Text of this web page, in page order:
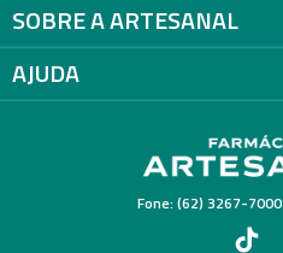
SOBRE A ARTESANAL
AJUDA
Fone: (62) 3267-7000